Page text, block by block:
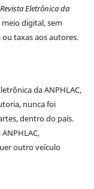
Revista Eletrônica da
digital, sem
ou taxas aos autores.
da ANPHLAC,
nunca foi
dentrodo país.
,
outro veículo